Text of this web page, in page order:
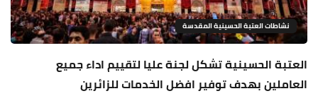
نشاطات العتبة الحسينية المقدسة
العتبة الحسينية تشكل لجنة عليا لتقييم اداء جميع
العاملين بهدف توفير افضل الخدمات للزائرين